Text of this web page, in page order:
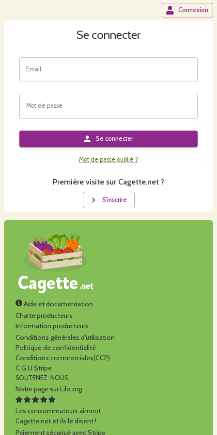
Connexion
Se connecter
Email
Mot de passe
Se connecter
Mot de passe oublié ?
Première visite sur Cagette.net ?
S'inscrire
Aide et documentation
Charte producteurs
Information producteurs
Conditions générales d'utilisation
Politique de confidentialité
Conditions commerciales(CCP)
C.G.U Stripe
SOUTENEZ-NOUS
Notre page sur Lilo.org
Les consommateurs aiment
Cagette.net et ils le disent !
Paiement sécurisé avec Stripe